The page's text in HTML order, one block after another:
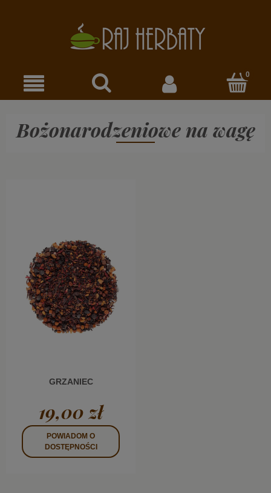
Bożonarodzeniowe na wagę
GRZANIEC
19,00 zł
POWIADOM O
DOSTĘPNOŚCI